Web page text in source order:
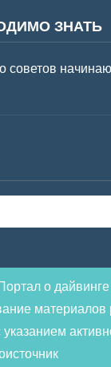
ЗНАТЬ
советов
о
указанием